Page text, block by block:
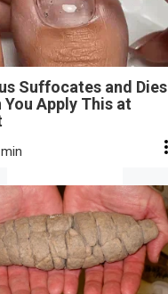
Suffocates and Dies
You Apply This at